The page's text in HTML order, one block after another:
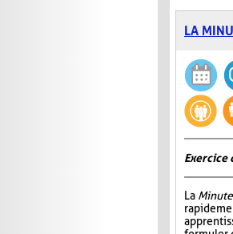
LA
Exercice
La